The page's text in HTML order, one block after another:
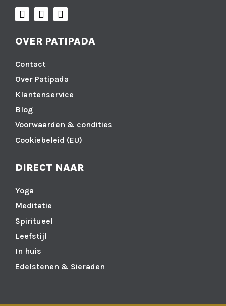
OVER PATIPADA
Contact
Over Patipada
Klantenservice
Blog
Voorwaarden & condities
Cookiebeleid (EU)
DIRECT NAAR
Yoga
Meditatie
Spiritueel
Leefstijl
In huis
Edelstenen & Sieraden